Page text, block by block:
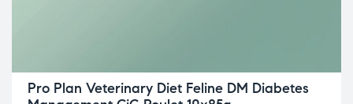
Pro Plan Veterinary Diet Feline DM Diabetes